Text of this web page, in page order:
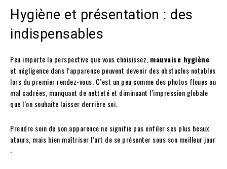
Hygiène et présentation : des
indispensables
Peu importe la perspective que vous choisissez, mauvaise hygiène
et négligence dans l’apparence peuvent devenir des obstacles notables
lors du premier rendez-vous. C’est un peu comme des photos floues ou
mal cadrées, manquant de netteté et diminuant l’impression globale
que l’on souhaite laisser derrière soi.
Prendre soin de son apparence ne signifie pas enfiler ses plus beaux
atours, mais bien maîtriser l’art de se présenter sous son meilleur jour
: